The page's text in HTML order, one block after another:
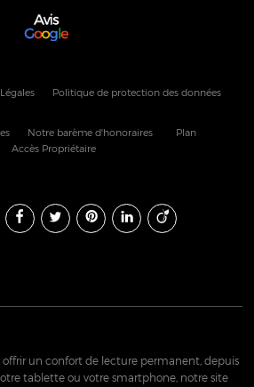
Politique de protection des données
Notre barème d'honoraires
Plan
Accès Propriétaire
offrir un confort de lecture permanent, depuis
tablette ou votre smartphone, notre site